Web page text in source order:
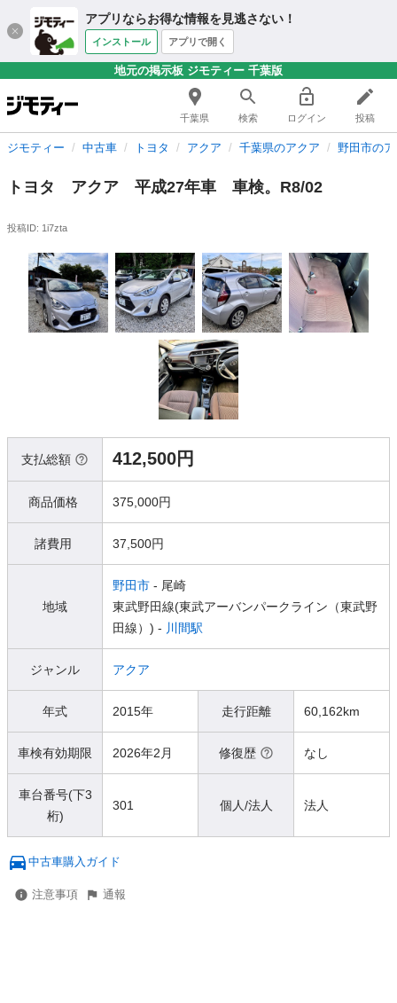
アプリならお得な情報を見逃さない！
インストール アプリで開く
地元の掲示板 ジモティー 千葉版
千葉県 検索 ログイン 投稿
ジモティー 中古車 トヨタ アクア 千葉県のアクア 野田市の
トヨタ アクア 平成27年車 車検。R8/02
投稿ID: 1i7zta
支払総額 412,500円
商品価格 375,000円
諸費用 37,500円
地域
野田市 - 尾崎
東武野田線(東武アーバンパークライン（東武野
田線）) - 川間駅
ジャンル アクア
年式 2015年 走行距離 60,162km
車検有効期限 2026年2月 修復歴 なし
車台番号(下3
桁)
301 個人/法人 法人
中古車購入ガイド
注意事項 通報